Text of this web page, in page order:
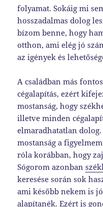
folyamat. Sokáig mi
hosszadalmas dolog
bízom benne, hogy
otthon, ami elég jó
az igények és
A családban más
cégalapítás, ezért
mostanság, hogy
illetve minden
elmaradhatatlan
mostanság a
róla korábban, hogy
Sógorom azonban
keresése során sok
ami később nekem is
alapítanék. Ezért is